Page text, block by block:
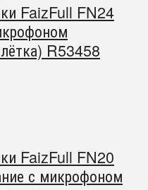
FaizFull FN24
R53458
FaizFull FN20
с микрофоном